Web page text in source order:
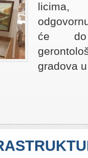
licima,
će do
gradova